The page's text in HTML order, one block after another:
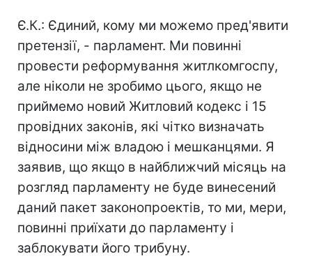
Є.К.: Єдиний, кому ми можемо пред'явити
претензії, - парламент. Ми повинні
провести реформування житлкомгоспу,
але ніколи не зробимо цього, якщо не
приймемо новий Житловий кодекс і 15
провідних законів, які чітко визначать
відносини між владою і мешканцями. Я
заявив, що якщо в найближчий місяць на
розгляд парламенту не буде винесений
даний пакет законопроектів, то ми, мери,
повинні приїхати до парламенту і
заблокувати його трибуну.